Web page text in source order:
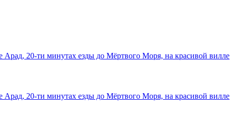
20-ти минутах езды до Мёртвого Моря, на красивой вилле
20-ти минутах езды до Мёртвого Моря, на красивой вилле